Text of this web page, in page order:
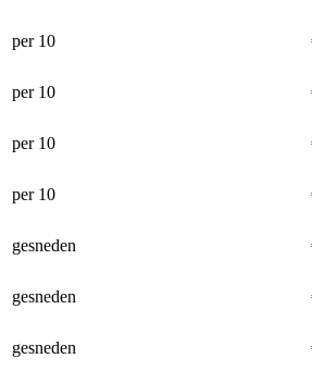
per 10
per 10
per 10
per 10
gesneden
gesneden
gesneden